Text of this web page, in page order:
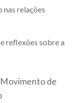
nas relações
reflexões sobre a
de